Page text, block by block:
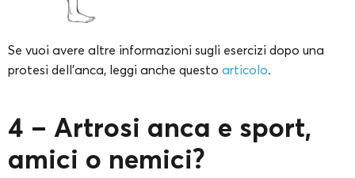
Se vuoi avere altre informazioni sugli esercizi dopo una
protesi dell’anca, leggi anche questo articolo.
4 – Artrosi anca e sport,
amici o nemici?